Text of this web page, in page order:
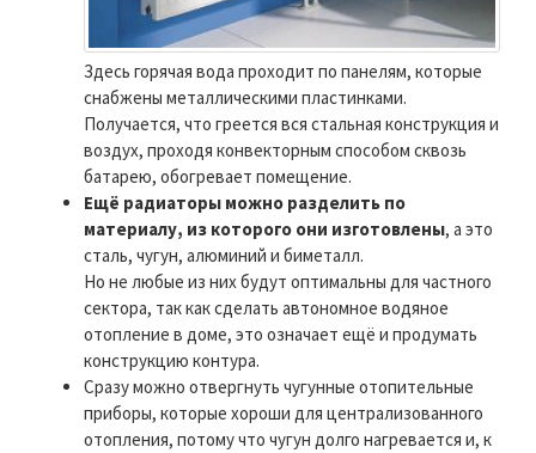
Здесь горячая вода проходит по панелям, которые
снабжены металлическими пластинками.
Получается, что греется вся стальная конструкция и
воздух, проходя конвекторным способом сквозь
батарею, обогревает помещение.
Ещё радиаторы можно разделить по
материалу, из которого они изготовлены, а это
сталь, чугун, алюминий и биметалл.
Но не любые из них будут оптимальны для частного
сектора, так как сделать автономное водяное
отопление в доме, это означает ещё и продумать
конструкцию контура.
Сразу можно отвергнуть чугунные отопительные
приборы, которые хороши для централизованного
отопления, потому что чугун долго нагревается и, к